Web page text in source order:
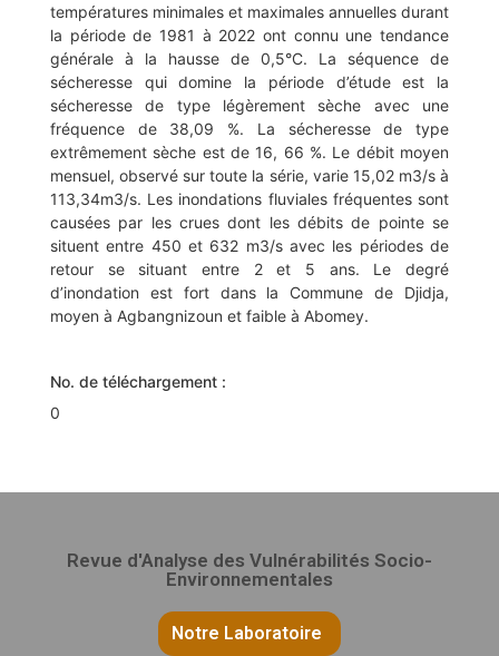
températures minimales et maximales annuelles durant
la période de 1981 à 2022 ont connu une tendance
générale à la hausse de 0,5°C. La séquence de
sécheresse qui domine la période d’étude est la
sécheresse de type légèrement sèche avec une
fréquence de 38,09 %. La sécheresse de type
extrêmement sèche est de 16, 66 %. Le débit moyen
mensuel, observé sur toute la série, varie 15,02 m3/s à
113,34m3/s. Les inondations fluviales fréquentes sont
causées par les crues dont les débits de pointe se
situent entre 450 et 632 m3/s avec les périodes de
retour se situant entre 2 et 5 ans. Le degré
d’inondation est fort dans la Commune de Djidja,
moyen à Agbangnizoun et faible à Abomey.
No. de téléchargement :
0
Revue d'Analyse des Vulnérabilités Socio-
Environnementales
Notre Laboratoire